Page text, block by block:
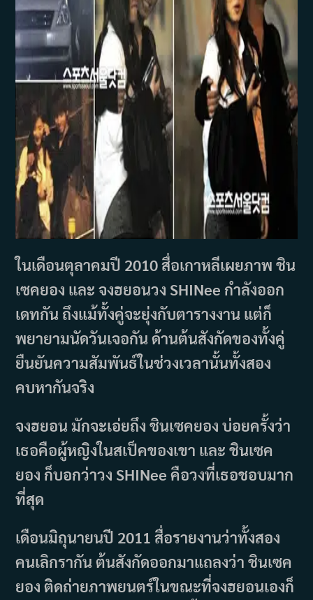
ในเดือนตุลาคมปี 2010 สื่อเกาหลีเผยภาพ ชิน
เซคยอง และ จงฮยอนวง SHINee กำลังออก
เดทกัน ถึงแม้ทั้งคู่จะยุ่งกับตารางงาน แต่ก็
พยายามนัดวันเจอกัน ด้านต้นสังกัดของทั้งคู่
ยืนยันความสัมพันธ์ในช่วงเวลานั้นทั้งสอง
คบหากันจริง
จงฮยอน มักจะเอ่ยถึง ชินเซคยอง บ่อยครั้งว่า
เธอคือผู้หญิงในสเป็คของเขา และ ชินเซค
ยอง ก็บอกว่าวง SHINee คือวงที่เธอชอบมาก
ที่สุด
เดือนมิถุนายนปี 2011 สื่อรายงานว่าทั้งสอง
คนเลิกรากัน ต้นสังกัดออกมาแถลงว่า ชินเซค
ยอง ติดถ่ายภาพยนตร์ในขณะที่จงฮยอนเองก็